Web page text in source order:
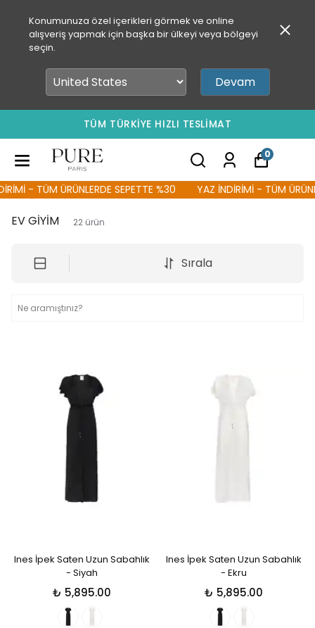
Konumunuza özel içerikleri görmek ve online
alışveriş yapmak için başka bir ülkeyi veya bölgeyi
seçin.
Devam
TÜM TÜRKİYE HIZLI TESLİMAT
0
- TÜM ÜRÜNLERDE SEPETTE %30 YAZ İNDİRİMİ - TÜM
EV GİYİM 22 ürün
Sırala
Ines İpek Saten Uzun Sabahlık
- Siyah
₺ 5,895.00
Ines İpek Saten Uzun Sabahlık
- Ekru
₺ 5,895.00